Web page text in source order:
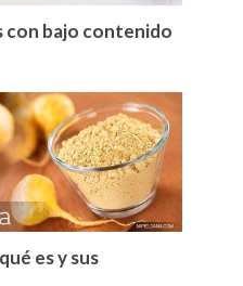
con bajo contenido
es y sus